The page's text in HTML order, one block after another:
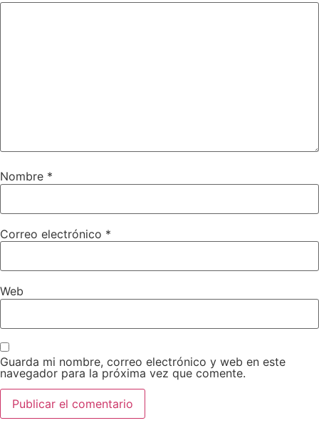
Nombre *
Correo electrónico *
Web
Guarda mi nombre, correo electrónico y web en este
navegador para la próxima vez que comente.